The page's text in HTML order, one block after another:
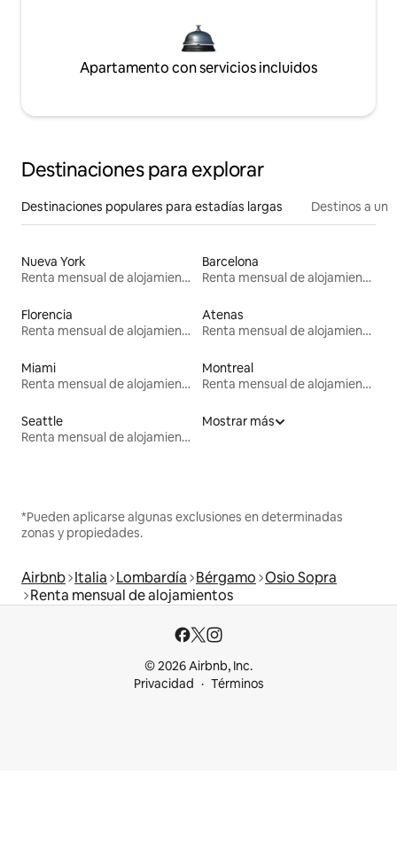
Apartamento con servicios incluidos
Destinaciones para explorar
Destinaciones populares para estadías largas Destinos a un
Nueva York
Renta mensual de alojamientos
Barcelona
Renta mensual de alojamientos
Florencia
Renta mensual de alojamientos
Atenas
Renta mensual de alojamientos
Miami
Renta mensual de alojamientos
Montreal
Renta mensual de alojamientos
Seattle
Renta mensual de alojamientos
Mostrar más
*Pueden aplicarse algunas exclusiones en determinadas
zonas y propiedades.
Airbnb Italia Lombardía Bérgamo Osio Sopra
Renta mensual de alojamientos
© 2026 Airbnb, Inc.
Privacidad
Términos